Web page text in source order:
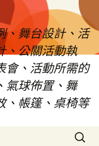
、舞台設計、活
、公關活動執
會、活動所需的
氣球佈置、舞
、帳篷、桌椅等
搜
尋